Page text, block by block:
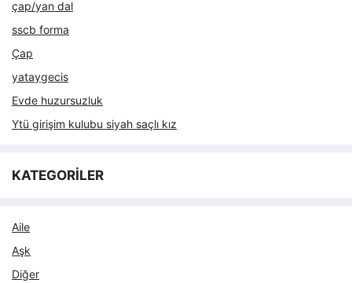
çap/yan dal
sscb forma
Çap
yataygecis
Evde huzursuzluk
Ytü girişim kulubu siyah saçlı kız
KATEGORİLER
Aile
Aşk
Diğer